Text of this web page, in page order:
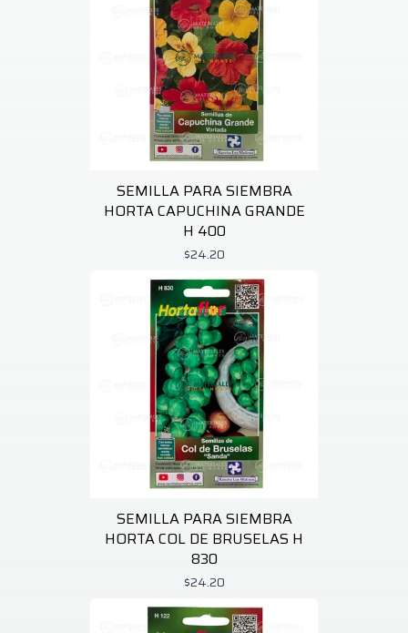
SEMILLA PARA SIEMBRA
HORTA CAPUCHINA GRANDE
H 400
$24.20
SEMILLA PARA SIEMBRA
HORTA COL DE BRUSELAS H
830
$24.20